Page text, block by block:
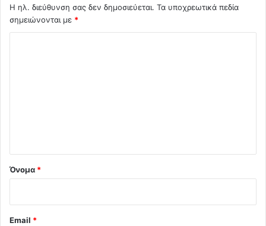
Η ηλ. διεύθυνση σας δεν δημοσιεύεται. Τα υποχρεωτικά πεδία
σημειώνονται με *
Όνομα *
Email *